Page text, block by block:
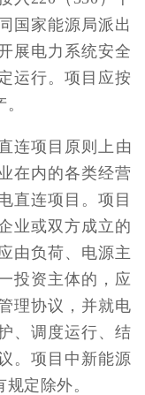
国家能源局派出
展电力系统安全
运行。项目应按
连项目原则上由
在内的各类经营
直连项目。项目
业或双方成立的
由负荷、电源主
投资主体的，应
理协议，并就电
、调度运行、结
。项目中新能源
定除外。